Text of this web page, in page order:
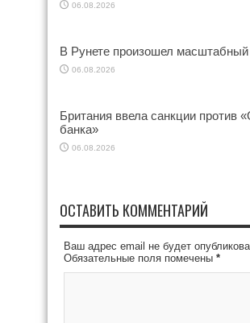
06.08.2026
В Рунете произошел
06.08.2026
Британия ввела санкции против
банка»
06.08.2026
ОСТАВИТЬ КОММЕНТАРИЙ
Ваш адрес email не будет
Обязательные поля помечены *